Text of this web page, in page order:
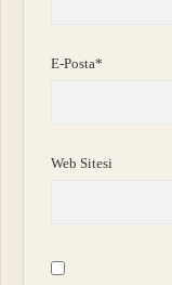
E-Posta*
Web Sitesi